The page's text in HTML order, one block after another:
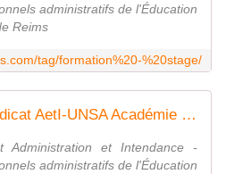
administratifs de l'Éducation
Reims
tag/formation%20-%20stage/
reunions d'infos - Syndicat AetI-UNSA Académie Reims
Administration et Intendance -
administratifs de l'Éducation